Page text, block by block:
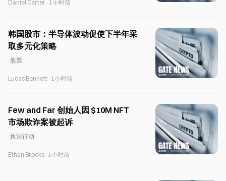
Daniel Carter · 1小时前
韩国股市：半导体波动促使下半年采
取多元化策略
股票
Lucas Bennett · 1小时前
Few and Far 创始人因 $10M NFT
市场欺诈案被起诉
执法行动
Ethan Brooks · 1小时前